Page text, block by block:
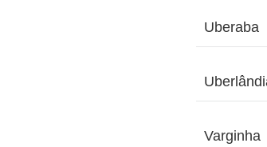
Uberaba
Varginha